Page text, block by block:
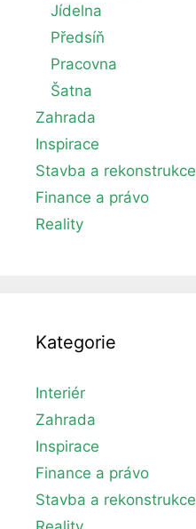
Jídelna
Předsíň
Pracovna
Šatna
Zahrada
Inspirace
Stavba a rekonstrukce
Finance a právo
Reality
Kategorie
Interiér
Zahrada
Inspirace
Finance a právo
Stavba a rekonstrukce